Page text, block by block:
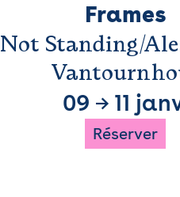
Frames
Not Standing/
09 → 11
Réserver